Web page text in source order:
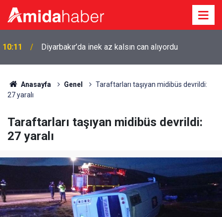
10:11 Diyarbakır’da inek az kalsın can alıyordu
Anasayfa Genel
Taraftarları taşıyan midibüs devrildi:
27 yaralı
Taraftarları taşıyan midibüs devrildi:
27 yaralı